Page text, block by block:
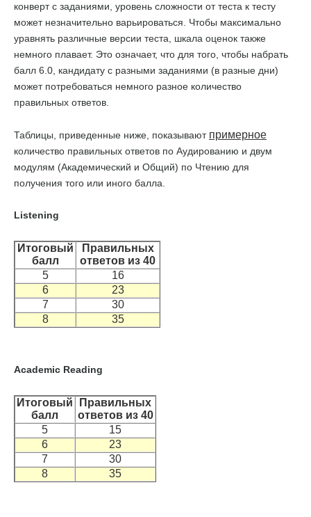
конверт с заданиями, уровень сложности от теста к тесту
может незначительно варьироваться. Чтобы максимально
уравнять различные версии теста, шкала оценок также
немного плавает. Это означает, что для того, чтобы набрать
балл 6.0, кандидату с разными заданиями (в разные дни)
может потребоваться немного разное количество
правильных ответов.
Таблицы, приведенные ниже, показывают примерное
количество правильных ответов по Аудированию и двум
модулям (Академический и Общий) по Чтению для
получения того или иного балла.
Listening
Итоговый
балл
Правильных
ответов из 40
5
16
6
23
7
30
8
35
Academic Reading
Итоговый
балл
Правильных
ответов из 40
5
15
6
23
7
30
8
35